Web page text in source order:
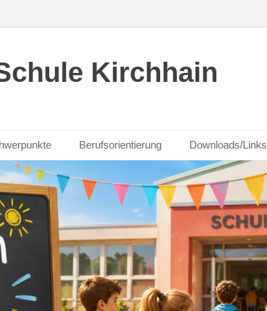
Kirchhain
Berufsorientierung Downloads/Links